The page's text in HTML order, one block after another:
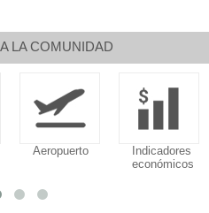
LA COMUNIDAD
Aeropuerto
Indicadores
económicos